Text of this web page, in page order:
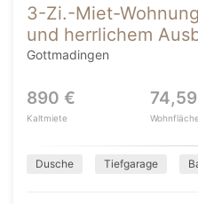
3-Zi.-Miet-
und herrlichem
Gottmadingen
890 €
Kaltmiete Wohnfläche
Dusche Tiefgarage